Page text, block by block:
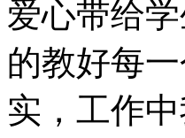
爱心带给
的教好每
实，工作